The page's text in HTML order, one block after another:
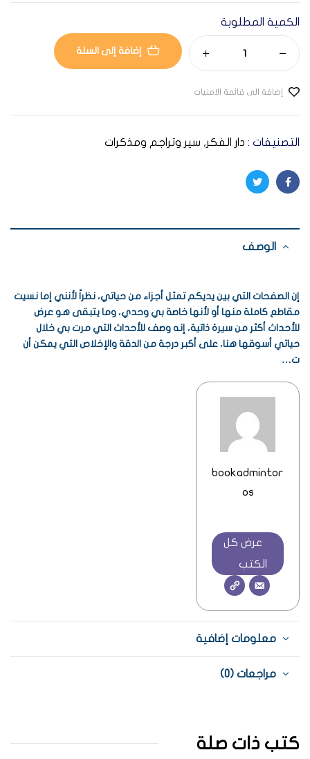
الكمية المطلوبة
إضافة إلى السلة
إضافة الى قائمة الامنيات
التصنيفات : دار الفكر, سير وتراجم ومذكرات
Facebook
Twitter
الوصف
إن الصفحات التي بين يديكم تمثل أجزاء من حياتي، نظراً لأنني إما نسيت
مقاطع كاملة منها أو لأنها خاصة بي وحدي، وما يتبقى هو عرض
للأحداث أكثر من سيرة ذاتية، إنه وصف للأحداث التي مرت بي خلال
حياتي أسوقها هنا، على أكبر درجة من الدقة والإخلاص التي يمكن أن
ت…
bookadmintor
os
عرض كل
الكتب
معلومات إضافية
مراجعات (0)
كتب ذات صلة